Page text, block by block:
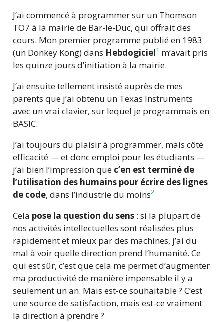
J’ai commencé à programmer sur un Thomson
TO7 à la mairie de Bar-le-Duc, qui offrait des
cours. Mon premier programme publié en 1983
(un Donkey Kong) dans Hebdogiciel1 m’avait pris
les quinze jours d’initiation à la mairie.
J’ai ensuite tellement insisté auprès de mes
parents que j’ai obtenu un Texas Instruments
avec un vrai clavier, sur lequel je programmais en
BASIC.
J’ai toujours du plaisir à programmer, mais côté
efficacité — et donc emploi pour les étudiants —
j’ai bien l’impression que c’en est terminé de
l’utilisation des humains pour écrire des lignes
de code, dans l’industrie du moins2
Cela pose la question du sens: si la plupart de
nos activités intellectuelles sont réalisées plus
rapidement et mieux par des machines, j’ai du
mal à voir quelle direction prend l’humanité. Ce
qui est sûr, c’est que cela me permet d’augmenter
ma productivité de manière impensable il y a
seulement un an. Mais est-ce souhaitable ? C’est
une source de satisfaction, mais est-ce vraiment
la direction à prendre ?